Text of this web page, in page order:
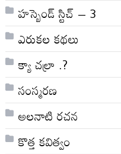
హస్బెండ్ స్టిచ్ – 3
ఎరుకల కథలు
క్యా చల్రా .?
సంస్మరణ
అలనాటి రచన
కొత్త కవిత్వం